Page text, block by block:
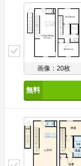
画像：20枚